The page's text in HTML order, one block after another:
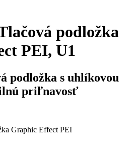
podložka
PEI, U1
podložka s uhlíkovou
priľnavosť
Graphic Effect PEI